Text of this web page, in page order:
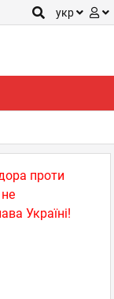
укр
проти
Україні!